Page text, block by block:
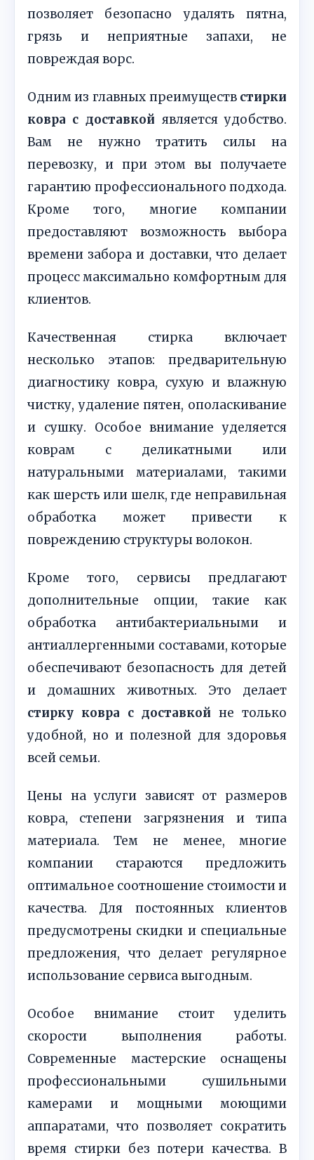
позволяет безопасно удалять пятна,
грязь и неприятные запахи, не
повреждая ворс.
Одним из главных преимуществ стирки
ковра с доставкой является удобство.
Вам не нужно тратить силы на
перевозку, и при этом вы получаете
гарантию профессионального подхода.
Кроме того, многие компании
предоставляют возможность выбора
времени забора и доставки, что делает
процесс максимально комфортным для
клиентов.
Качественная стирка включает
несколько этапов: предварительную
диагностику ковра, сухую и влажную
чистку, удаление пятен, ополаскивание
и сушку. Особое внимание уделяется
коврам с деликатными или
натуральными материалами, такими
как шерсть или шелк, где неправильная
обработка может привести к
повреждению структуры волокон.
Кроме того, сервисы предлагают
дополнительные опции, такие как
обработка антибактериальными и
антиаллергенными составами, которые
обеспечивают безопасность для детей
и домашних животных. Это делает
стирку ковра с доставкой не только
удобной, но и полезной для здоровья
всей семьи.
Цены на услуги зависят от размеров
ковра, степени загрязнения и типа
материала. Тем не менее, многие
компании стараются предложить
оптимальное соотношение стоимости и
качества. Для постоянных клиентов
предусмотрены скидки и специальные
предложения, что делает регулярное
использование сервиса выгодным.
Особое внимание стоит уделить
скорости выполнения работы.
Современные мастерские оснащены
профессиональными сушильными
камерами и мощными моющими
аппаратами, что позволяет сократить
время стирки без потери качества. В